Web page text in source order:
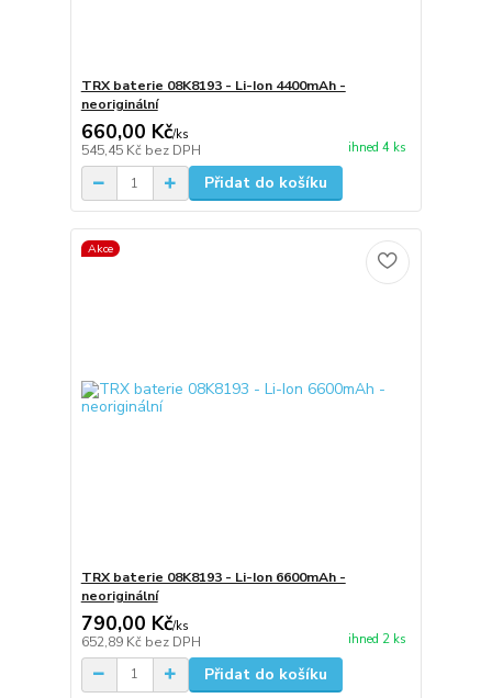
TRX baterie 08K8193 - Li-Ion 4400mAh -
neoriginální
660,00 Kč/ks
545,45 Kč bez DPH ihned 4 ks
Přidat do košíku
Akce
TRX baterie 08K8193 - Li-Ion 6600mAh -
neoriginální
790,00 Kč/ks
652,89 Kč bez DPH ihned 2 ks
Přidat do košíku